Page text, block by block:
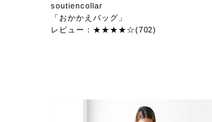
soutiencollar
「おかかえバッグ」
レビュー：★★★★☆(702)